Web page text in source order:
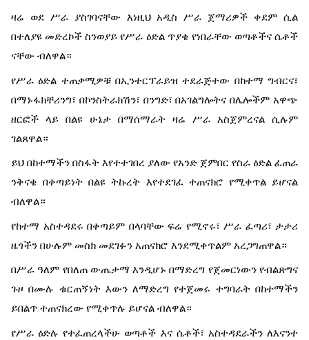
ዛሬ ወደ ሥራ ያስገባናቸው እነዚህ አዲስ ሥራ ጀማሪዎች ቀደም ሲል
በተለያዩ መድረኮች ስንወያይ የሥራ ዕድል ጥያቄ የነበራቸው ወጣቶችና ሴቶች
ናቸው ብለዋል።
የሥራ ዕድል ተጠቃሚዎቹ በኢንተርፕራይዝ ተደራጅተው በከተማ ግብርና፣
በማኑፋክቸሪንግ፣ በኮንስትራክሽን፣ በንግድ፣ በአገልግሎትና በሌሎችም አዋጭ
ዘርፎች ላይ በልዩ ሁኔታ በማሰማራት ዛሬ ሥራ አስጀምረናል ሲሉም
ገልጸዋል።
ይህ በከተማችን በስፋት እየተተገበረ ያለው የአንድ ጀምበር የስራ ዕድል ፈጠራ
ንቅናቄ በቀጣይነት በልዩ ትኩረት እየተደገፈ ተጠናክሮ የሚቀጥል ይሆናል
ብለዋል።
የከተማ አስተዳደሩ በቀጣይም በላባቸው ፍሬ የሚኖሩ፣ ሥራ ፈጣሪ፣ ታታሪ
ዜጎችን በሁሉም መስክ መደገፉን አጠናክሮ እንደሚቀጥልም አረጋግጠዋል።
በሥራ ዓለም የበለጠ ውጤታማ እንዲሆኑ በማድረግ የጀመርነውን የብልጽግና
ጉዞ በሙሉ ቁርጠኝነት እውን ለማድረግ የተጀመሩ ተግባራት በከተማችን
ይበልጥ ተጠናክረው የሚቀጥሉ ይሆናል ብለዋል።
የሥራ ዕድሉ የተፈጠረላችሁ ወጣቶች እና ሴቶች፣ አስተዳደራችን ለእናንተ